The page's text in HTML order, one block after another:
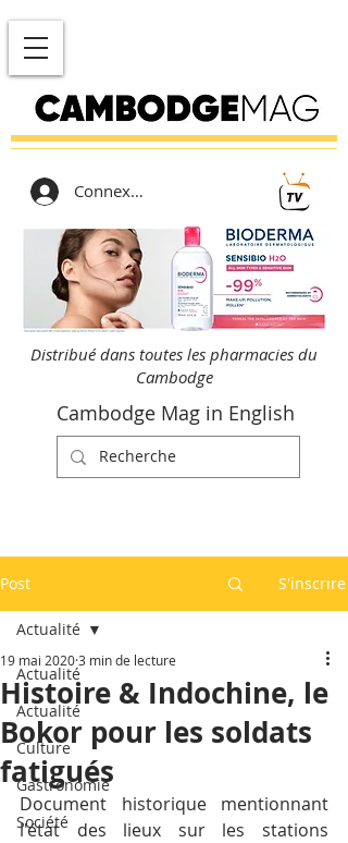
Connexion
Distribué dans toutes les pharmacies du
Cambodge
Cambodge Mag in English
Post S'inscrire
Actualité
Actualité
Culture
Gastronomie
Société
Actualité
Histoire & Indochine, le
Bokor pour les soldats
fatigués
19 mai 20203 min de lecture
Document historique mentionnant
l'état des lieux sur les stations